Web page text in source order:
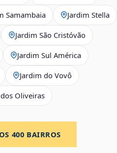
Samambaia Jardim Stella
Jardim São Cristóvão
Jardim Sul América
Jardim do Vovô
Oliveiras
400 BAIRROS